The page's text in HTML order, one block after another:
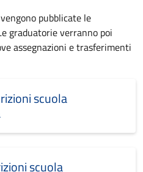
pubblicate le
graduatorie verranno poi
assegnazioni e trasferimenti
scuola
scuola